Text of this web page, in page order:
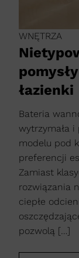
WNĘTRZA
łazienki
Bateria
wytrzymała i
modelu pod
preferencji
Zamiast
rozwiązania
ciepłe
pozwolą […]